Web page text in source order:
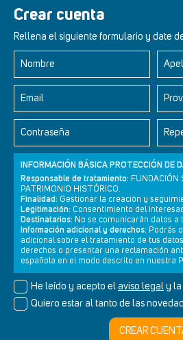
Crear cuenta
Rellena el siguiente formulario y date
Nombre
Email
Contraseña
INFORMACIÓN BÁSICA PROTECCIÓN DE
Responsable de tratamiento: FUNDACIÓN
PATRIMONIO HISTÓRICO.
Finalidad: Gestionar la creación y
Legitimación: Consentimiento del
Destinatarios: No se comunicarán datos a
Información adicional y derechos: Podrás
adicional sobre el tratamiento de tus
derechos o presentar una reclamación
española en el modo descrito en nuestra
He leído y acepto el aviso legal y la
Quiero estar al tanto de las
CREAR
Retablos
Newsletter Aviso legal Política de
© Cultura+ 2026. Todos los